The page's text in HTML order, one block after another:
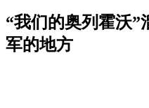
“我们的奥列霍沃”
军的地方